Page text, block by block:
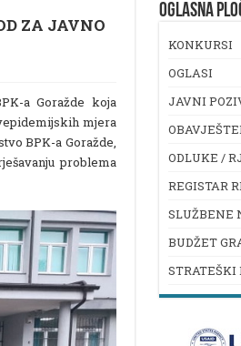
ZA JAVNO
a Goražde koja
mjera
BPK-a Goražde,
problema
OGLASNA
KONKURSI
OGLASI
JAVNI
ODLUKE /
REGISTAR
SLUŽBENE
BUDŽET